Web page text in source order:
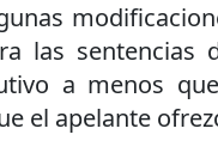
las
a menos
el apelante